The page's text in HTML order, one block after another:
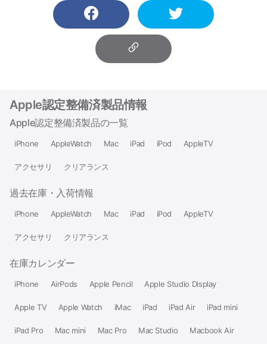
Apple認定整備済製品情報
Apple認定整備済製品の一覧
iPhone AppleWatch Mac iPad iPod AppleTV
アクセサリ クリアランス
過去在庫・入荷情報
iPhone AppleWatch Mac iPad iPod AppleTV
アクセサリ クリアランス
在庫カレンダー
iPhone AirPods Apple Pencil Apple Studio Display
Apple TV Apple Watch iMac iPad iPad Air iPad mini
iPad Pro Mac mini Mac Pro Mac Studio Macbook Air